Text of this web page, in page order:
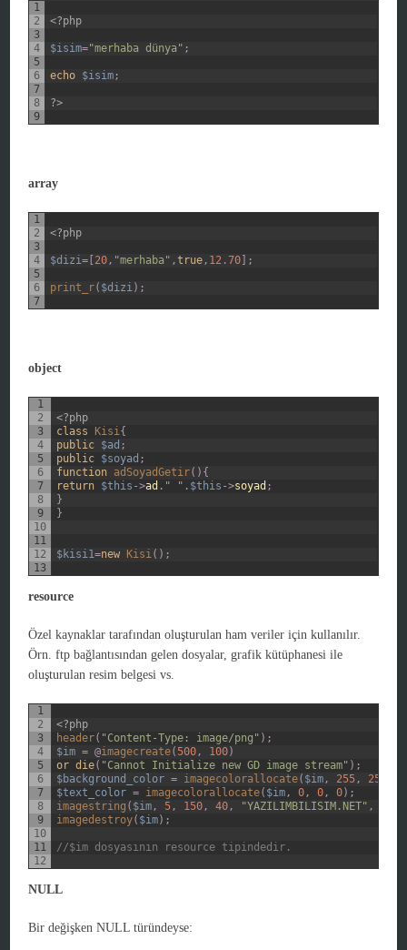
1
2
3
4
5
6
7
8
9
<?php
$isim="merhaba dünya" ;
echo $isim ;
?>
array
1
2
3
4
5
6
7
<?php
$dizi= 20 , "merhaba" ,true , 12.70 ;
print_r( $dizi) ;
object
1
2
3
4
5
6
7
8
9
10
11
12
13
<?php
class
Kisi{
public $ad ;
public $soyad ;
function adSoyadGetir( ) {
return $this ->ad . " " . $this ->soyad ;
}
}
$kisi1=new Kisi( ) ;
resource
Özel kaynaklar tarafından oluşturulan ham veriler için kullanılır.
Örn. ftp bağlantısından gelen dosyalar, grafik kütüphanesi ile
oluşturulan resim belgesi vs.
1
2
3
4
5
6
7
8
9
10
11
12
<?php
header( "Content-Type: image/png" ) ;
$im = @imagecreate(500 , 100)
or die( "Cannot Initialize new GD image stream" ) ;
$background_color = imagecolorallocate( $im , 255 , 255
$text_color = imagecolorallocate( $im, 0, 0, 0) ;
imagestring ( $im , 5 , 150 , 40 , "YAZILIMBILISIM.NET" ,
imagedestroy( $im) ;
//$im dosyasının resource tipindedir.
NULL
Bir değişkenNULL türündeyse: